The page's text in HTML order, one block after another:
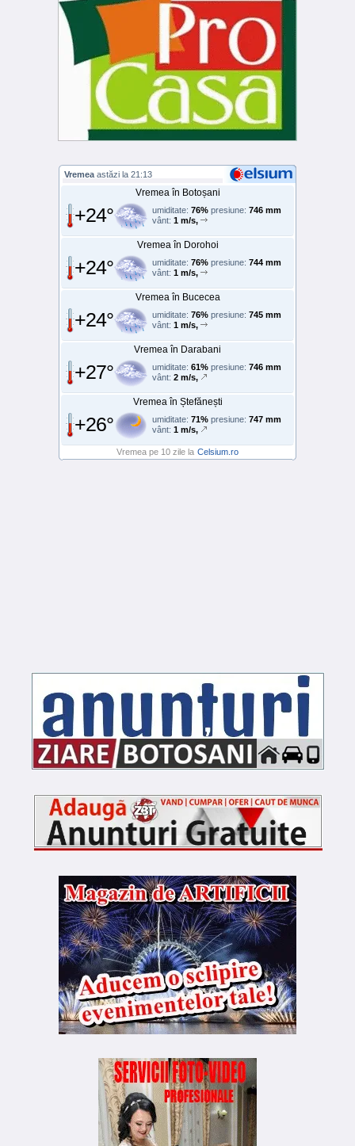
Vremea astăzi la 21:13
Vremea în Botoșani
+24° umiditate: 76% presiune: 746 mm
vânt: 1 m/s,
Vremea în Dorohoi
+24° umiditate: 76% presiune: 744 mm
vânt: 1 m/s,
Vremea în Bucecea
+24° umiditate: 76% presiune: 745 mm
vânt: 1 m/s,
Vremea în Darabani
+27° umiditate: 61% presiune: 746 mm
vânt: 2 m/s,
Vremea în Ștefănești
+26° umiditate: 71% presiune: 747 mm
vânt: 1 m/s,
Vremea pe 10 zile la Celsium.ro